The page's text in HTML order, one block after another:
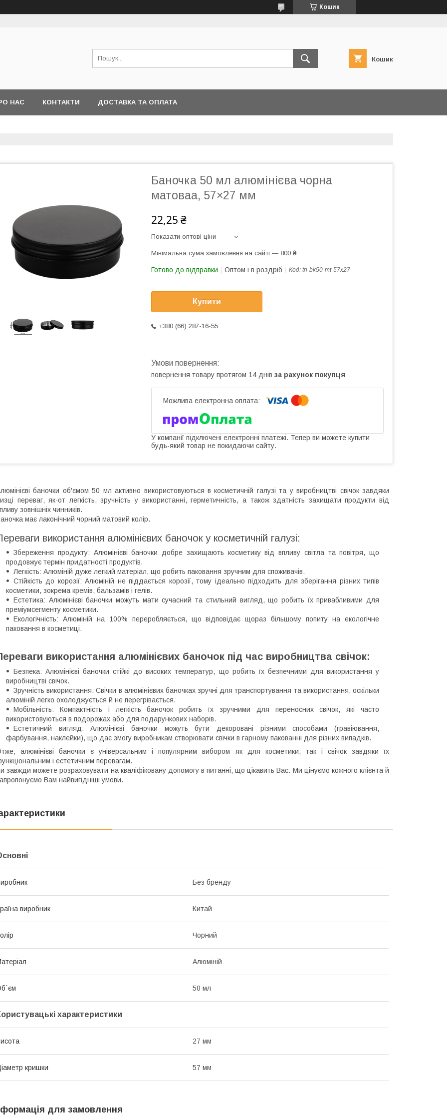
Кошик
Кошик
НАС КОНТАКТИ ДОСТАВКА ТА ОПЛАТА
Баночка 50 мл алюмінієва чорна
матоваа, 57×27 мм
22,25 ₴
Показати оптові ціни
Мінімальна сума замовлення на сайті — 800 ₴
Готово до відправки Оптом і в роздріб Код: tn-bk50-mt-57x27
Купити
+380 (66) 287-16-55
повернення товару протягом 14 днів за рахунок покупця
У компанії підключені електронні платежі. Тепер ви можете купити
будь-який товар не покидаючи сайту.
баночки об'ємом 50 мл активно використовуються в косметичній галузі та у виробництві свічок завдяки
переваг, як-от легкість, зручність у використанні, герметичність, а також здатність захищати продукти від
зовнішніх чинників.
має лаконічний чорний матовий колір.
використання алюмінієвих баночок у косметичній галузі:
Збереження продукту: Алюмінієві баночки добре захищають косметику від впливу світла та повітря, що
продовжує термін придатності продуктів.
Легкість: Алюміній дуже легкий матеріал, що робить паковання зручним для споживачів.
Стійкість до корозії: Алюміній не піддається корозії, тому ідеально підходить для зберігання різних типів
косметики, зокрема кремів, бальзамів і гелів.
Естетика: Алюмінієві баночки можуть мати сучасний та стильний вигляд, що робить їх привабливими для
преміумсегменту косметики.
Екологічність: Алюміній на 100% переробляється, що відповідає щораз більшому попиту на екологічне
паковання в косметиці.
використання алюмінієвих баночок під час виробництва свічок:
Безпека: Алюмінієві баночки стійкі до високих температур, що робить їх безпечними для використання у
виробництві свічок.
Зручність використання: Свічки в алюмінієвих баночках зручні для транспортування та використання, оскільки
алюміній легко охолоджується й не перегрівається.
Мобільність: Компактність і легкість баночок робить їх зручними для переносних свічок, які часто
використовуються в подорожах або для подарункових наборів.
Естетичний вигляд: Алюмінієві баночки можуть бути декоровані різними способами (гравіювання,
фарбування, наклейки), що дає змогу виробникам створювати свічки в гарному пакованні для різних випадків.
алюмінієві баночки є універсальним і популярним вибором як для косметики, так і свічок завдяки їх
і естетичним перевагам.
завжди можете розраховувати на кваліфіковану допомогу в питанні, що цікавить Вас. Ми цінуємо кожного клієнта й
Вам найвигідніші умови.
Без бренду
виробник Китай
Чорний
Алюміній
50 мл
характеристики
27 мм
кришки 57 мм
для замовлення